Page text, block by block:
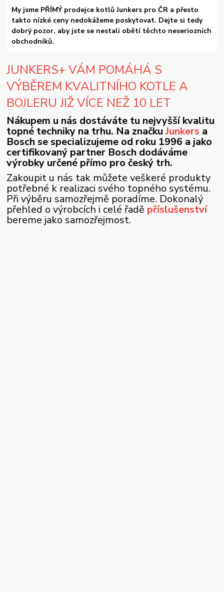
My jsme PŘÍMÝ prodejce kotlů Junkers pro ČR a přesto
takto nízké ceny nedokážeme poskytovat. Dejte si tedy
dobrý pozor, aby jste se nestali obětí těchto neseriozních
obchodníků.
JUNKERS+ VÁM POMÁHÁ S
VÝBĚREM KVALITNÍHO KOTLE A
BOJLERU JIŽ VÍCE NEŽ 10 LET
Nákupem u nás dostáváte tu nejvyšší kvalitu
topné techniky na trhu. Na značkuJunkers a
Bosch se specializujeme od roku 1996 a jako
certifikovaný partner Bosch dodáváme
výrobky určené přímo pro český trh.
Zakoupit u nás tak můžete veškeré produkty
potřebné k realizaci svého topného systému.
Při výběru samozřejmě poradíme. Dokonalý
přehled o výrobcích i celé řadě příslušenství
bereme jako samozřejmost.